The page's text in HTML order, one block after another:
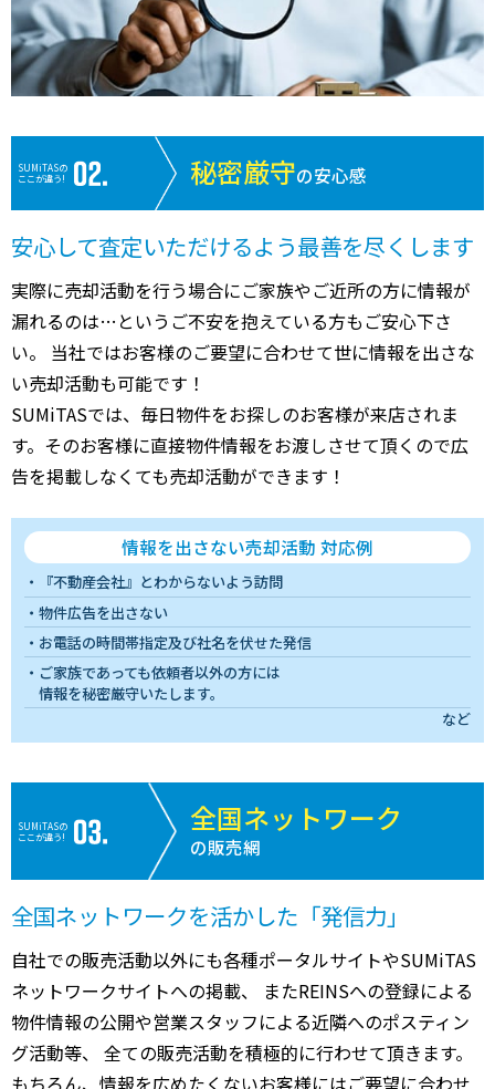
SUMiTASの
ここが違う!
秘密厳守の安心感
安心して査定いただけるよう最善を尽くします
実際に売却活動を行う場合にご家族やご近所の方に情報が
漏れるのは…というご不安を抱えている方もご安心下さ
い。 当社ではお客様のご要望に合わせて世に情報を出さな
い売却活動も可能です！
SUMiTASでは、毎日物件をお探しのお客様が来店されま
す。そのお客様に直接物件情報をお渡しさせて頂くので広
告を掲載しなくても売却活動ができます！
情報を出さない売却活動 対応例
『不動産会社』とわからないよう訪問
物件広告を出さない
お電話の時間帯指定及び社名を伏せた発信
ご家族であっても依頼者以外の方には
情報を秘密厳守いたします。
など
SUMiTASの
ここが違う!
全国ネットワーク
の販売網
全国ネットワークを活かした「発信力」
自社での販売活動以外にも各種ポータルサイトやSUMiTAS
ネットワークサイトへの掲載、 またREINSへの登録による
物件情報の公開や営業スタッフによる近隣へのポスティン
グ活動等、 全ての販売活動を積極的に行わせて頂きます。
もちろん、情報を広めたくないお客様にはご要望に合わせ